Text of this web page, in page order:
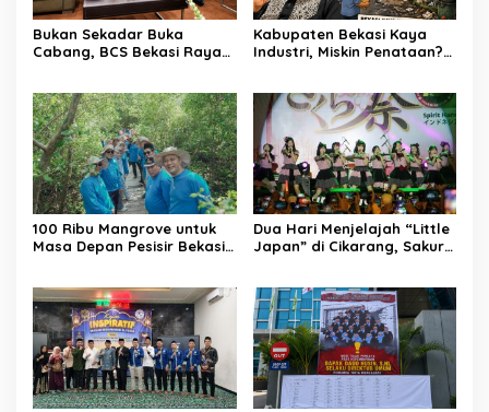
Bukan Sekadar Buka
Cabang, BCS Bekasi Raya
Kabupaten Bekasi Kaya
Industri, Miskin Penataan?
100 Ribu Mangrove untuk
Masa Depan Pesisir Bekasi:
Harapan yang Tumbuh
Bersama Warga
Dua Hari Menjelajah “Little
Japan” di Cikarang, Sakura
Wisata Budaya